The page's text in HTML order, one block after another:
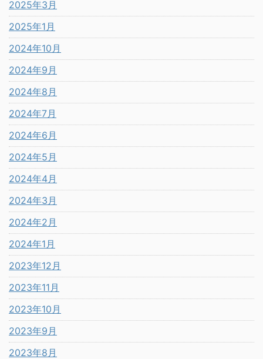
2025年3月
2025年1月
2024年10月
2024年9月
2024年8月
2024年7月
2024年6月
2024年5月
2024年4月
2024年3月
2024年2月
2024年1月
2023年12月
2023年11月
2023年10月
2023年9月
2023年8月